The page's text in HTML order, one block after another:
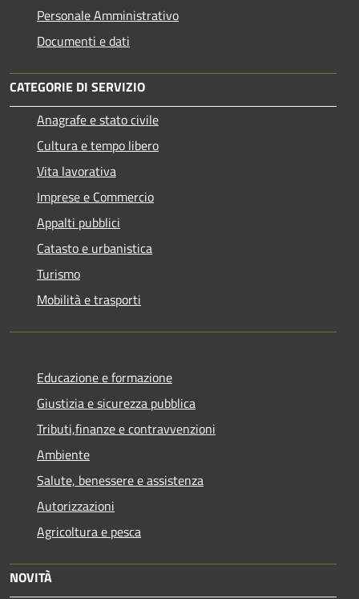
Personale Amministrativo
Documenti e dati
CATEGORIE DI SERVIZIO
Anagrafe e stato civile
Cultura e tempo libero
Vita lavorativa
Imprese e Commercio
Appalti pubblici
Catasto e urbanistica
Turismo
Mobilità e trasporti
Educazione e formazione
Giustizia e sicurezza pubblica
Tributi,finanze e contravvenzioni
Ambiente
Salute, benessere e assistenza
Autorizzazioni
Agricoltura e pesca
NOVITÀ